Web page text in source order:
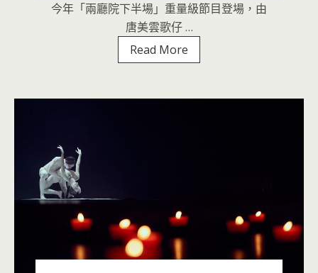
2020 年 11 月 4 日 | 音樂表演
今年「兩廳院下半場」重量級節目登場，由
唐美雲歌仔 …
Read More
美
之